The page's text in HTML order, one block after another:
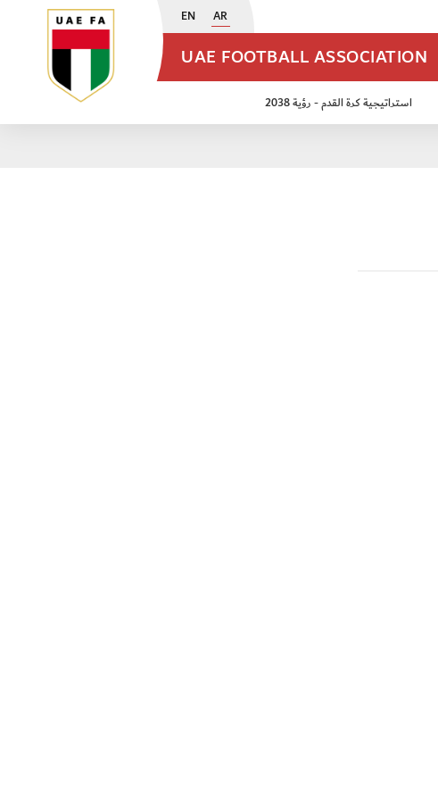
EN AR
UAE FOOTBALL ASSOCIATION
استراتيجية كرة القدم - رؤية 2038